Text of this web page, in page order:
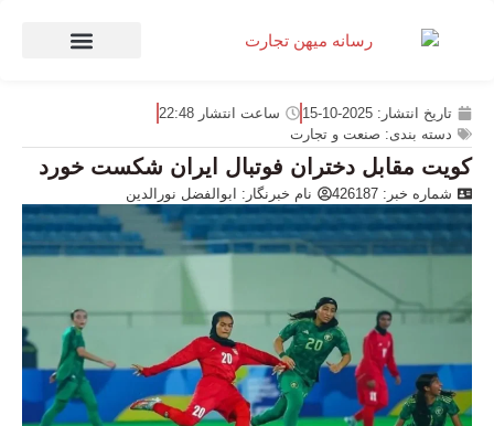
تاریخ انتشار: 2025-10-15 ساعت انتشار 22:48
دسته بندی: صنعت و تجارت
کویت مقابل دختران فوتبال ایران شکست خورد
شماره خبر: 426187 نام خبرنگار: ابوالفضل نورالدین